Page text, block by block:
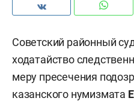
Советский районный
ходатайство
меру пресечения
казанского нумизмата